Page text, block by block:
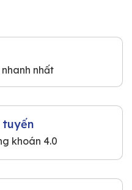
nhất
tuyến
khoán 4.0